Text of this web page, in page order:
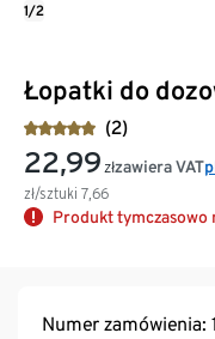
Łopatki do
(2)
22,99 zł
zł/sztuki 7,66
zawiera VAT
Produkt tymczasowo
1/2
Numer zamówienia: